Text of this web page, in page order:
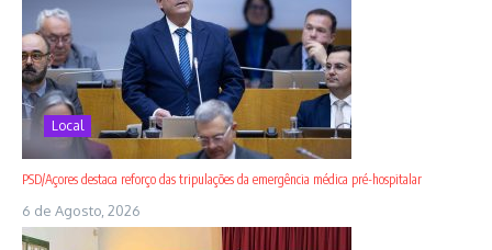
Local
PSD/Açores destaca reforço das tripulações da emergência médica pré-hospitalar
6 de Agosto, 2026